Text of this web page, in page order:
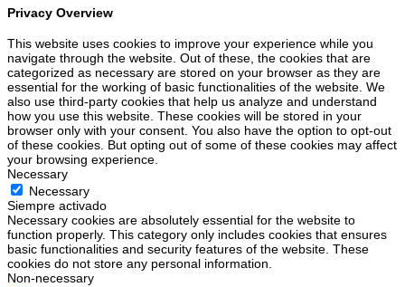
Privacy Overview
This website uses cookies to improve your experience while you
navigate through the website. Out of these, the cookies that are
categorized as necessary are stored on your browser as they are
essential for the working of basic functionalities of the website. We
also use third-party cookies that help us analyze and understand
how you use this website. These cookies will be stored in your
browser only with your consent. You also have the option to opt-out
of these cookies. But opting out of some of these cookies may affect
your browsing experience.
Necessary
Necessary
Siempre activado
Necessary cookies are absolutely essential for the website to
function properly. This category only includes cookies that ensures
basic functionalities and security features of the website. These
cookies do not store any personal information.
Non-necessary